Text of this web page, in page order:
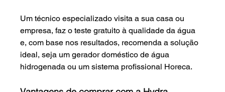
Um técnico especializado visita a sua casa ou
empresa, faz o teste gratuito à qualidade da água
e, com base nos resultados, recomenda a solução
ideal, seja um gerador doméstico de água
hidrogenada ou um sistema profissional Horeca.